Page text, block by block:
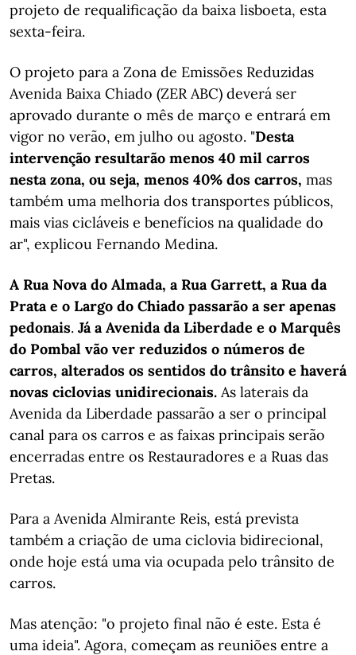
projeto de requalificação da baixa lisboeta, esta
sexta-feira.
O projeto para a Zona de Emissões Reduzidas
Avenida Baixa Chiado (ZER ABC) deverá ser
aprovado durante o mês de março e entrará em
vigor no verão, em julho ou agosto. "Desta
intervenção resultarão menos 40 mil carros
nesta zona, ou seja, menos 40% dos carros, mas
também uma melhoria dos transportes públicos,
mais vias cicláveis e benefícios na qualidade do
ar", explicou Fernando Medina.
A Rua Nova do Almada, a Rua Garrett, a Rua da
Prata e o Largo do Chiado passarão a ser apenas
pedonais. Já a Avenida da Liberdade e o Marquês
do Pombal vão ver reduzidos o números de
carros, alterados os sentidos do trânsito e haverá
novas ciclovias unidirecionais. As laterais da
Avenida da Liberdade passarão a ser o principal
canal para os carros e as faixas principais serão
encerradas entre os Restauradores e a Ruas das
Pretas.
Para a Avenida Almirante Reis, está prevista
também a criação de uma ciclovia bidirecional,
onde hoje está uma via ocupada pelo trânsito de
carros.
Mas atenção: "o projeto final não é este. Esta é
uma ideia". Agora, começam as reuniões entre a